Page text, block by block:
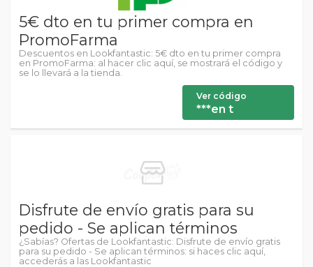
5€ dto en tu primer compra en
PromoFarma
Descuentos en Lookfantastic: 5€ dto en tu primer compra
en PromoFarma: al hacer clic aquí, se mostrará el código y
se lo llevará a la tienda.
Ver código
***en t
Disfrute de envío gratis para su
pedido - Se aplican términos
¿Sabías? Ofertas de Lookfantastic: Disfrute de envío gratis
para su pedido - Se aplican términos: si haces clic aquí,
accederás a las Lookfantastic